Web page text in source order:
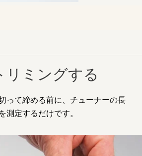
リミングする
って締める前に、チューナーの長
測定するだけです。